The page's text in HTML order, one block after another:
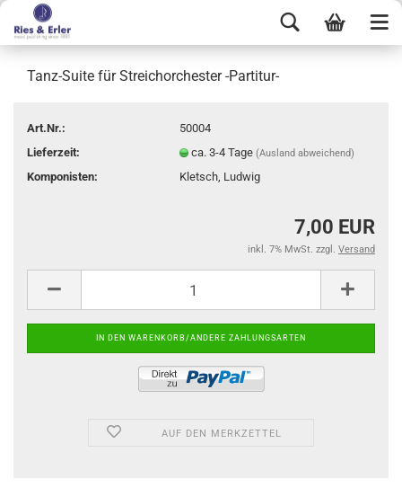
Tanz-Suite für Streichorchester -Partitur-
Art.Nr.:
50004
Lieferzeit:
ca. 3-4 Tage(Ausland abweichend)
Komponisten: Kletsch, Ludwig
7,00 EUR
inkl. 7% MwSt. zzgl. Versand
AUF DEN MERKZETTEL